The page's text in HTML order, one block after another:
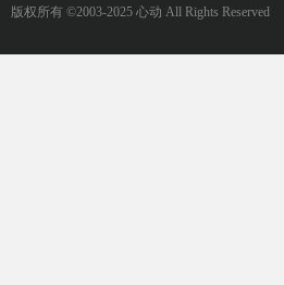
版权所有 ©2003-2025 心动 All Rights Reserved